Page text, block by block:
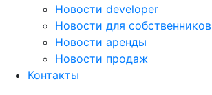
Новости developer
Новости для собственников
Новости аренды
Новости продаж
Контакты